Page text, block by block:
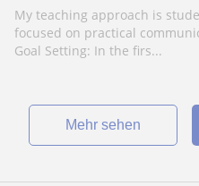
My teaching approach is
focused on practical
Goal Setting: In the firs...
Mehr sehen